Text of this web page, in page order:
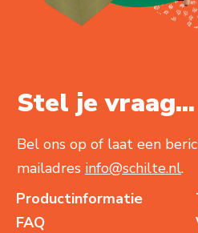
Stel je vraag...
Bel ons op of laat een
mailadres info@schilte.nl.
Productinformatie
FAQ